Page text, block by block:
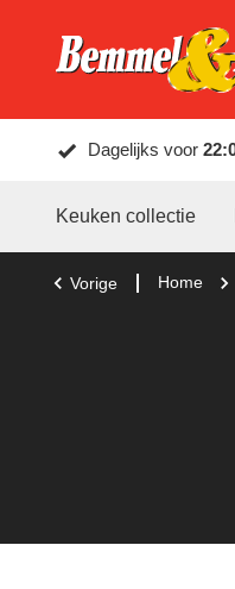
Dagelijks voor
Keuken collectie
Vorige Home